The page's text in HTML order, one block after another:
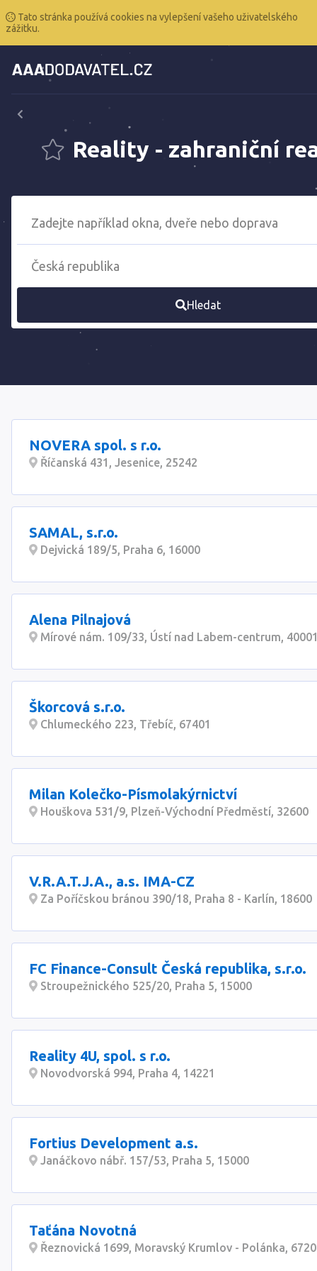
Tato stránka používá cookies na vylepšení vašeho uživatelského
zážitku.
Reality - zahraniční
Hledat
NOVERA spol. s r.o.
Říčanská 431, Jesenice, 25242
SAMAL, s.r.o.
Dejvická 189/5, Praha 6, 16000
Alena Pilnajová
Mírové nám. 109/33, Ústí nad Labem-centrum,
Škorcová s.r.o.
Chlumeckého 223, Třebíč, 67401
Milan Kolečko-Písmolakýrnictví
Houškova 531/9, Plzeň-Východní Předměstí, 32600
V.R.A.T.J.A., a.s. IMA-CZ
Za Poříčskou bránou 390/18, Praha 8 - Karlín, 18600
FC Finance-Consult Česká republika, s.r.o.
Stroupežnického 525/20, Praha 5, 15000
Reality 4U, spol. s r.o.
Novodvorská 994, Praha 4, 14221
Fortius Development a.s.
Janáčkovo nábř. 157/53, Praha 5, 15000
Taťána Novotná
Řeznovická 1699, Moravský Krumlov - Polánka,